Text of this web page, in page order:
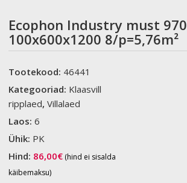
Ecophon Industry must 970
100x600x1200 8/p=5,76m²
Tootekood: 46441
Kategooriad: Klaasvill
ripplaed,Villalaed
Laos:6
Ühik: PK
Hind: 86,00€ (hind ei sisalda
käibemaksu)